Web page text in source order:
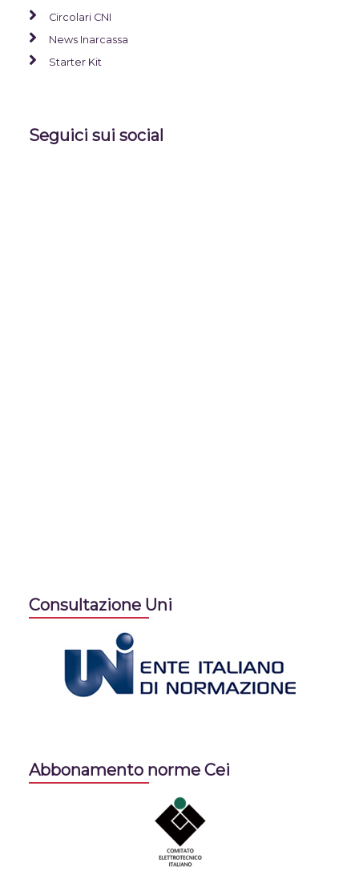
Circolari CNI
News Inarcassa
Starter Kit
Seguici sui social
Consultazione Uni
Abbonamento norme Cei